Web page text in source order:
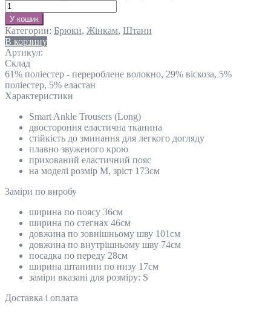
У кошик
Категории: Брюки, Жінкам, Штани
В корзину
Артикул:
Склад
61% поліестер - перероблене волокно, 29% віскоза, 5%
поліестер, 5% еластан
Характеристики
Smart Ankle Trousers (Long)
двостороння еластична тканина
стійкість до зминання для легкого догляду
плавно звуженого крою
прихований еластичний пояс
на моделі розмір M, зріст 173см
Замiри по виробу
ширина по поясу 36см
ширина по стегнах 46см
довжина по зовнішньому шву 101см
довжина по внутрішньому шву 74см
посадка по переду 28см
ширина штанини по низу 17см
заміри вказані для розміру: S
Доставка і оплата